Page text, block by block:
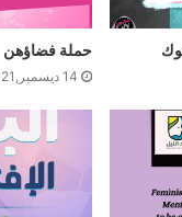
حملة فضاؤهن
14 ديسمبر,2021